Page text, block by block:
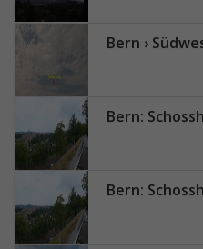
Bern ›
Bern: Schosshalde:
Bern: